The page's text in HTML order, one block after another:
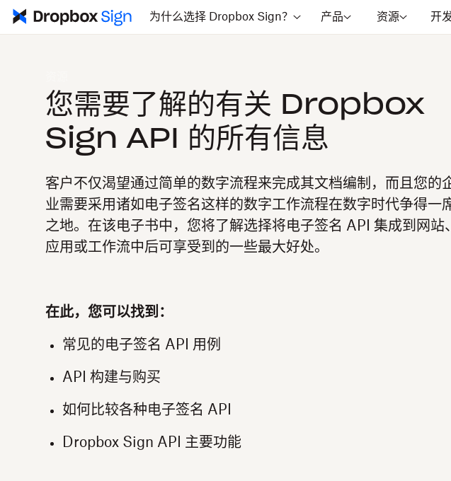
为什么选择 Dropbox Sign？ 产品 资源 开
您需要了解的有关 Dropbox
Sign API 的所有信息
客户不仅渴望通过简单的数字流程来完成其文档编制，而且您的
业需要采用诸如电子签名这样的数字工作流程在数字时代争得一
之地。在该电子书中，您将了解选择将电子签名 API 集成到网站、
应用或工作流中后可享受到的一些最大好处。
在此，您可以找到：
常见的电子签名 API 用例
API 构建与购买
如何比较各种电子签名 API
Dropbox Sign API 主要功能